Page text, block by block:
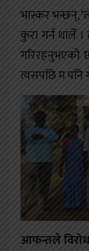
भास्कर भन्छन्,
कुरा गर्न थालेँ
गरिरहनुभएको
त्यसपछि म पनि
आफन्तले